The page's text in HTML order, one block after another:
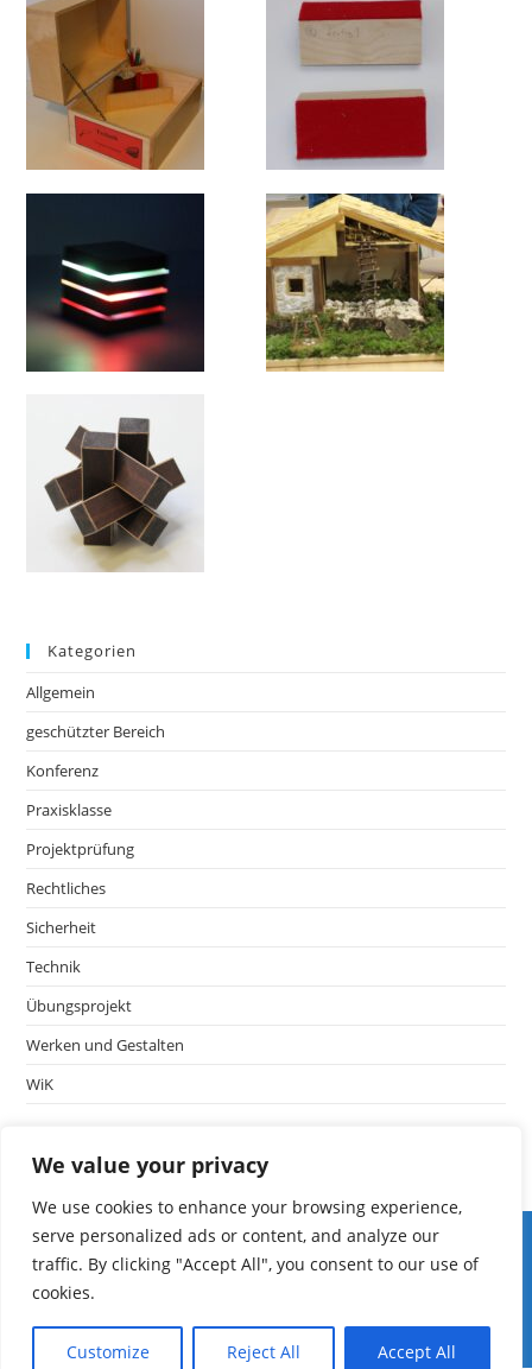
We value your privacy
We use cookies to enhance your browsing experience,
serve personalized ads or content, and analyze our
traffic. By clicking "Accept All", you consent to our use of
cookies.
Customize Reject All Accept All
Kategorien
Allgemein
geschützter Bereich
Konferenz
Praxisklasse
Projektprüfung
Rechtliches
Sicherheit
Technik
Übungsprojekt
Werken und Gestalten
WiK
edoop
Schulmanager
Fibs
mebis